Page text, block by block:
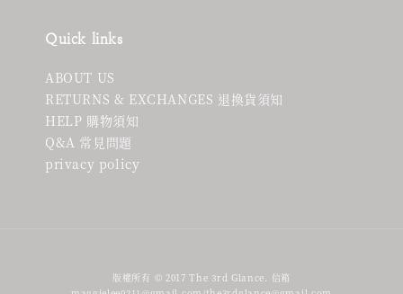
Quick links
ABOUT US
RETURNS & EXCHANGES 退換貨須知
HELP 購物須知
Q&A 常見問題
privacy policy
版權所有 © 2017 The 3rd Glance. 信箱